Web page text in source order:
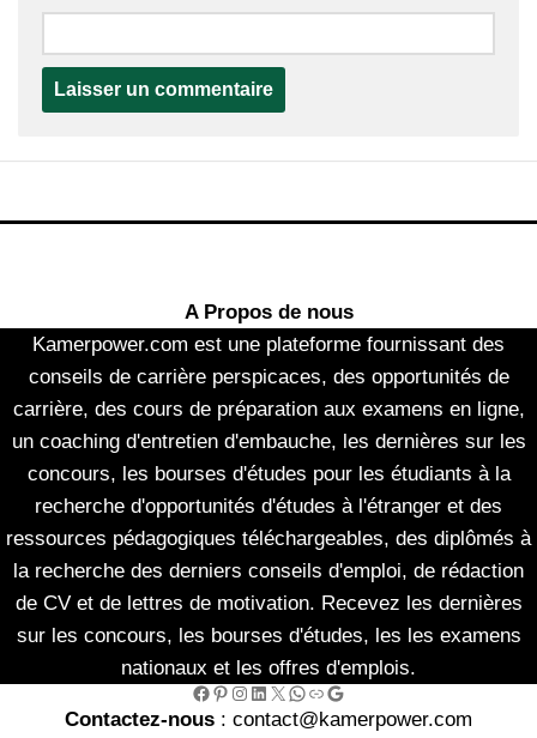
A Propos de nous
Kamerpower.com est une plateforme fournissant des
conseils de carrière perspicaces, des opportunités de
carrière, des cours de préparation aux examens en ligne,
un coaching d'entretien d'embauche, les dernières sur les
concours, les bourses d'études pour les étudiants à la
recherche d'opportunités d'études à l'étranger et des
ressources pédagogiques téléchargeables, des diplômés à
la recherche des derniers conseils d'emploi, de rédaction
de CV et de lettres de motivation. Recevez les dernières
sur les concours, les bourses d'études, les les examens
nationaux et les offres d'emplois.
Facebook Pinterest InstagramLinkedIn X WhatsApp Link Google
Contactez-nous : contact@kamerpower.com